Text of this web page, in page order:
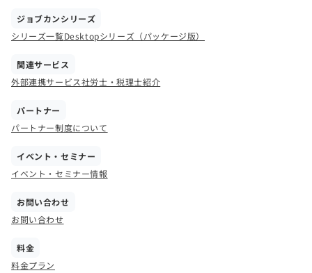
ジョブカンシリーズ
シリーズ一覧Desktopシリーズ（パッケージ版）
関連サービス
外部連携サービス社労士・税理士紹介
パートナー
パートナー制度について
イベント・セミナー
イベント・セミナー情報
お問い合わせ
お問い合わせ
料金
料金プラン